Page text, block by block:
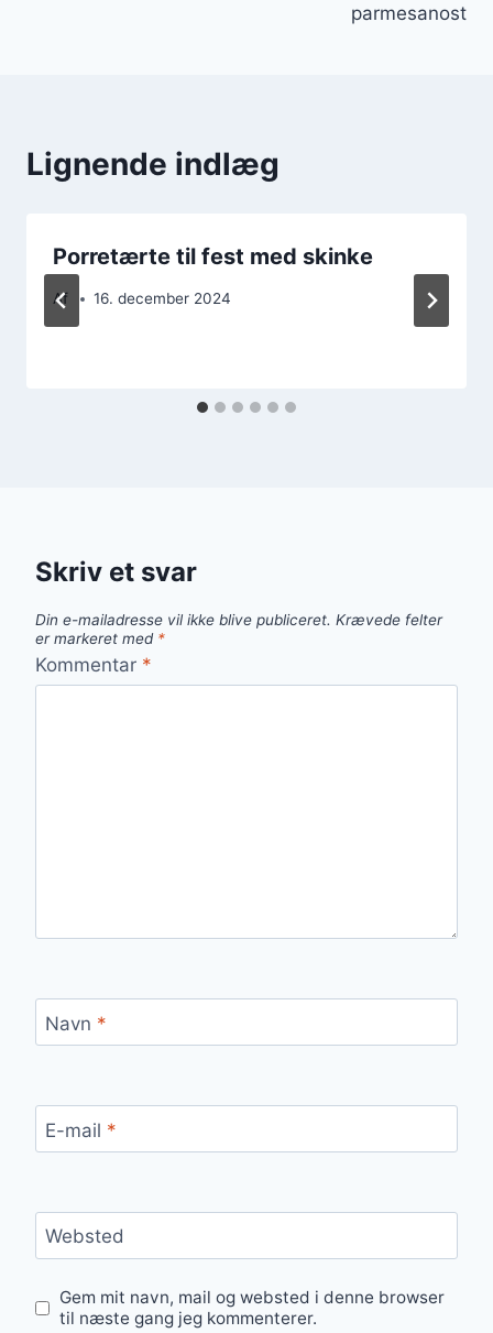
parmesanost
Lignende indlæg
Porretærte til fest med skinke
Af 16. december 2024
Skriv et svar
Din e-mailadresse vil ikke blive publiceret. Krævede felter
er markeret med *
Kommentar *
Navn *
E-mail *
Websted
Gem mit navn, mail og websted i denne browser
til næste gang jeg kommenterer.